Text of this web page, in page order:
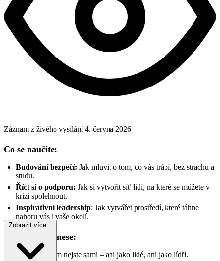
Záznam z živého vysílání4. června 2026
Co se naučíte:
Budování bezpečí: Jak mluvit o tom, co vás trápí, bez strachu a
studu.
Říct si o podporu: Jak si vytvořit síť lidí, na které se můžete v
krizi spolehnout.
Inspirativní leadership: Jak vytvářet prostředí, které táhne
nahoru vás i vaše okolí.
Co vám to přinese:
Pocit, že v tom nejste sami – ani jako lidé, ani jako lídři.
Zobrazit více...